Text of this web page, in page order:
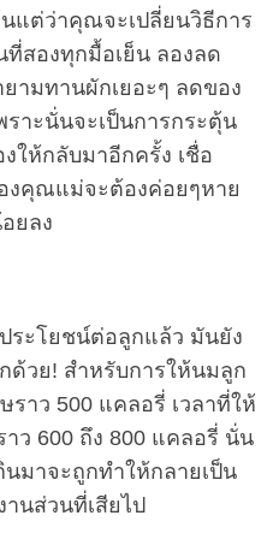
แต่ว่าคุณจะเปลี่ยนวิธีการ
สองทุกมื้อเย็น ลองลด
ามทานผักเยอะๆ ลดของ
ราะนั่นจะเป็นการกระตุ้น
ให้กลับมาอีกครั้ง เชื่อ
งคุณแม่จะต้องค่อยๆหาย
ยลง
ระโยชน์ต่อลูกแล้ว มันยัง
ด้วย! สำหรับการให้นมลูก
าว 500 แคลอรี่ เวลาที่ให้
ว 600 ถึง 800 แคลอรี่ นั่น
มาจะถูกทำให้กลายเป็น
นส่วนที่เสียไป